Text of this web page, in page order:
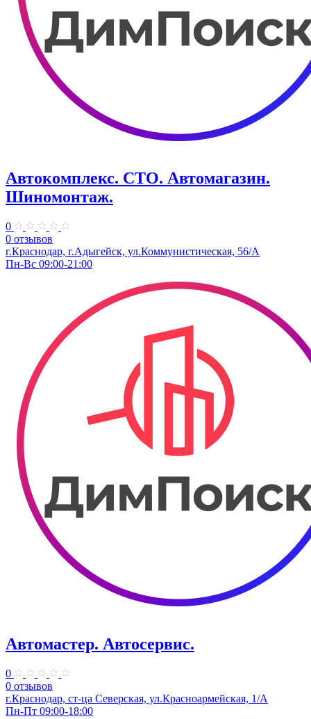
Автокомплекс. СТО. Автомагазин.
Шиномонтаж.
0
0 отзывов
г.Краснодар, г.Адыгейск, ул.Коммунистическая, 56/А
Пн-Вс 09:00-21:00
Автомастер. Автосервис.
0
0 отзывов
г.Краснодар, ст-ца Северская, ул.Красноармейская, 1/А
Пн-Пт 09:00-18:00